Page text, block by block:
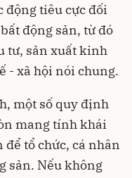
động tiêu cực đối
động sản, từ đó
tư, sản xuất kinh
- xã hội nói chung.
một số quy định
mang tính khái
tổ chức, cá nhân
sản. Nếu không